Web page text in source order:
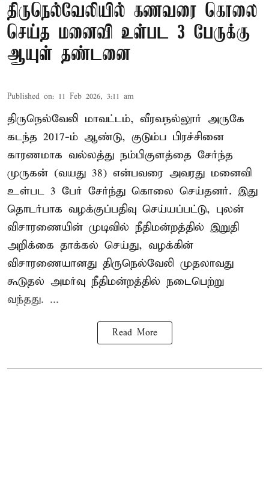
திருநெல்வேலியில் கணவரை கொலை
செய்த மனைவி உள்பட 3 பேருக்கு
ஆயுள் தண்டனை
Published on: 11 Feb 2026, 3:11 am
திருநெல்வேலி மாவட்டம், வீரவநல்லூர் அருகே
கடந்த 2017-ம் ஆண்டு, குடும்ப பிரச்சினை
காரணமாக வல்லத்து நம்பிகுளத்தை சேர்ந்த
முருகன் (வயது 38) என்பவரை அவரது மனைவி
உள்பட 3 பேர் சேர்ந்து கொலை செய்தனர். இது
தொடர்பாக வழக்குப்பதிவு செய்யப்பட்டு, புலன்
விசாரணையின் முடிவில் நீதிமன்றத்தில் இறுதி
அறிக்கை தாக்கல் செய்து, வழக்கின்
விசாரணையானது திருநெல்வேலி முதலாவது
கூடுதல் அமர்வு நீதிமன்றத்தில் நடைபெற்று
வந்தது. ...
Read More